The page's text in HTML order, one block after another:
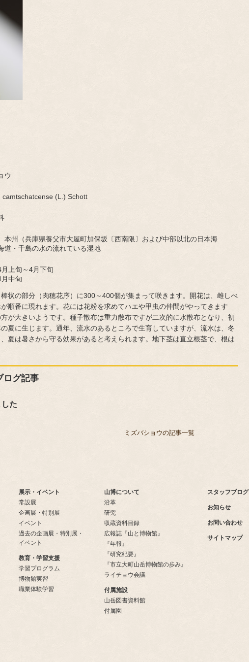
ウ
camtschatcense (L.) Schott
本州（兵庫県養父市大屋町加保坂〔西南限〕および中部以北の日本海
道・千島の水の流れている湿地
月上旬～4月下旬
月中旬
状の部分（肉穂花序）に300～400個が集まって咲きます。開花は、雌しべ
順番に現れます。花には花粉を求めてハエや甲虫の仲間がやってきます
が大きいようです。種子散布は重力散布ですが二次的に水散布となり、初
夏に生じます。通年、流水のあるところで生育していますが、流水は、冬
夏は暑さから守る効果があると考えられます。地下茎は直立根茎で、根は
ログ記事
た
ミズバショウの記事一覧
展示・イベント
常設展
企画展・特別展
イベント
過去の企画展・特別展・
イベント
教育・学習支援
学習プログラム
博物館実習
職業体験学習
山博について
沿革
研究
収蔵資料目録
広報誌『山と博物館』
『年報』
『研究紀要』
『市立大町山岳博物館の歩み』
ライチョウ会議
付属施設
山岳図書資料館
付属園
スタッフブログ
お知らせ
お問い合わせ
サイトマップ